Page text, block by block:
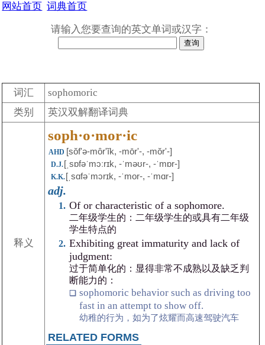
网站首页 词典首页
请输入您要查询的英文单词或汉字：
词汇
sophomoric
类别
英汉双解翻译词典
释义
soph·o·mor·ic
AHD [sŏf'ə-môrʹĭk, -mōrʹ-, -mŏrʹ-]
D.J.[ˌsɒfəˈmɔːrɪk, -ˈməʊr-, -ˈmɒr-]
K.K.[ˌsɑfəˈmɔrɪk, -ˈmor-, -ˈmɑr-]
adj.
Of or characteristic of a sophomore.
二年级学生的：二年级学生的或具有二年级
学生特点的
Exhibiting great immaturity and lack of
judgment:
过于简单化的：显得非常不成熟以及缺乏判
断能力的：
sophomoric behavior such as driving too
fast in an attempt to show off.
幼稚的行为，如为了炫耀而高速驾驶汽车
RELATED FORMS